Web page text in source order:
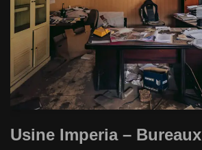
Usine Imperia – Bureaux